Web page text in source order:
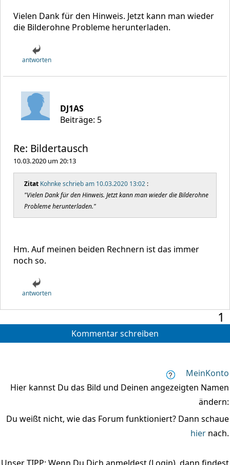
Vielen Dank für den Hinweis. Jetzt kann man wieder
die Bilderohne Probleme herunterladen.
antworten
DJ1AS
Beiträge: 5
Re: Bildertausch
10.03.2020 um 20:13
Zitat Kohnke schrieb am 10.03.2020 13:02 :
"Vielen Dank für den Hinweis. Jetzt kann man wieder die Bilderohne
Probleme herunterladen."
Hm. Auf meinen beiden Rechnern ist das immer
noch so.
antworten
1
Kommentar schreiben
MeinKonto
Hier kannst Du das Bild und Deinen angezeigten Namen
ändern:
Du weißt nicht, wie das Forum funktioniert? Dann schaue
hier nach.